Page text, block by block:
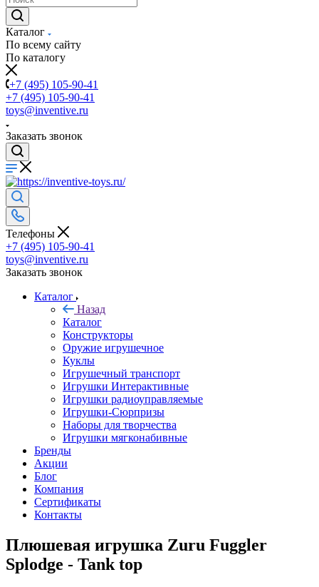
Каталог
По всему сайту
По каталогу
+7 (495) 105-90-41
+7 (495) 105-90-41
toys@inventive.ru
Заказать звонок
Телефоны
+7 (495) 105-90-41
toys@inventive.ru
Заказать звонок
Каталог
Назад
Каталог
Конструкторы
Оружие игрушечное
Куклы
Игрушечный транспорт
Игрушки Интерактивные
Игрушки радиоуправляемые
Игрушки-Сюрпризы
Наборы для творчества
Игрушки мягконабивные
Бренды
Акции
Блог
Компания
Сертификаты
Контакты
Плюшевая игрушка Zuru Fuggler
Splodge - Tank top